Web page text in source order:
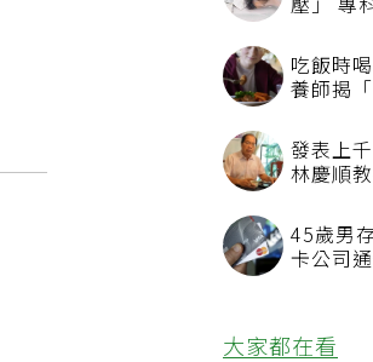
吃飯時
養師揭
發表上
林慶順
45歲男
卡公司
大家都在看